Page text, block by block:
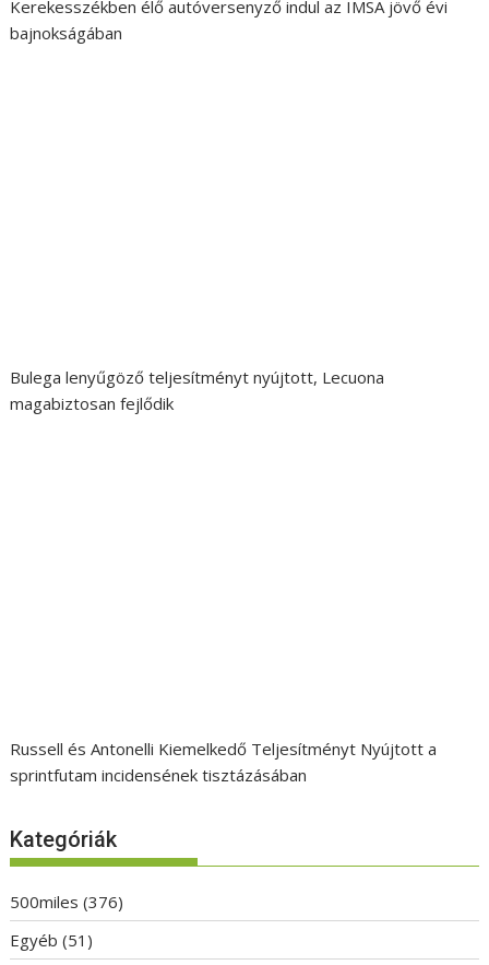
Kerekesszékben élő autóversenyző indul az IMSA jövő évi
bajnokságában
Bulega lenyűgöző teljesítményt nyújtott, Lecuona
magabiztosan fejlődik
Russell és Antonelli Kiemelkedő Teljesítményt Nyújtott a
sprintfutam incidensének tisztázásában
Kategóriák
500miles (376)
Egyéb (51)